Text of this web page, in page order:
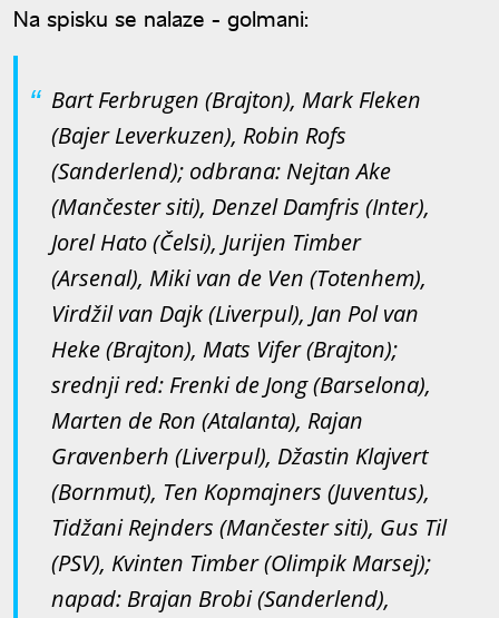
Na spisku se nalaze - golmani:
Bart Ferbrugen (Brajton), Mark Fleken
(Bajer Leverkuzen), Robin Rofs
(Sanderlend); odbrana: Nejtan Ake
(Mančester siti), Denzel Damfris (Inter),
Jorel Hato (Čelsi), Jurijen Timber
(Arsenal), Miki van de Ven (Totenhem),
Virdžil van Dajk (Liverpul), Jan Pol van
Heke (Brajton), Mats Vifer (Brajton);
srednji red: Frenki de Jong (Barselona),
Marten de Ron (Atalanta), Rajan
Gravenberh (Liverpul), Džastin Klajvert
(Bornmut), Ten Kopmajners (Juventus),
Tidžani Rejnders (Mančester siti), Gus Til
(PSV), Kvinten Timber (Olimpik Marsej);
napad: Brajan Brobi (Sanderlend),